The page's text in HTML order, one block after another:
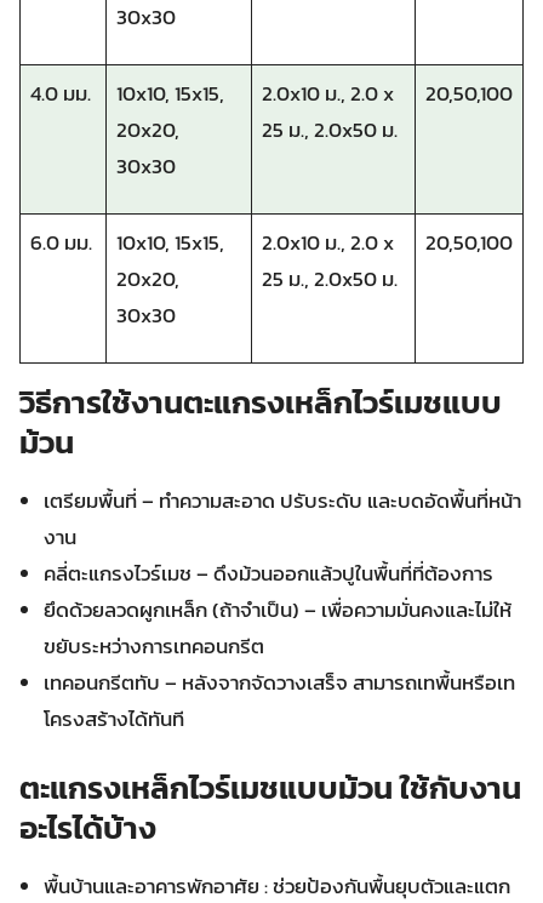
30x30
4.0 มม.
10x10, 15x15,
20x20,
30x30
2.0x10 ม., 2.0 x
25 ม., 2.0x50 ม.
20,50,100
6.0 มม.
10x10, 15x15,
20x20,
30x30
2.0x10 ม., 2.0 x
25 ม., 2.0x50 ม.
20,50,100
วิธีการใช้งานตะแกรงเหล็กไวร์เมชแบบ
ม้วน
เตรียมพื้นที่ – ทำความสะอาด ปรับระดับ และบดอัดพื้นที่หน้า
งาน
คลี่ตะแกรงไวร์เมช – ดึงม้วนออกแล้วปูในพื้นที่ที่ต้องการ
ยึดด้วยลวดผูกเหล็ก (ถ้าจำเป็น) – เพื่อความมั่นคงและไม่ให้
ขยับระหว่างการเทคอนกรีต
เทคอนกรีตทับ – หลังจากจัดวางเสร็จ สามารถเทพื้นหรือเท
โครงสร้างได้ทันที
ตะแกรงเหล็กไวร์เมชแบบม้วน ใช้กับงาน
อะไรได้บ้าง
พื้นบ้านและอาคารพักอาศัย : ช่วยป้องกันพื้นยุบตัวและแตก